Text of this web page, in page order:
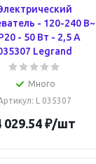
- 120-240 В~
- 50 Вт - 2,5 А
Legrand
Много
: L 035307
029.54₽/шт